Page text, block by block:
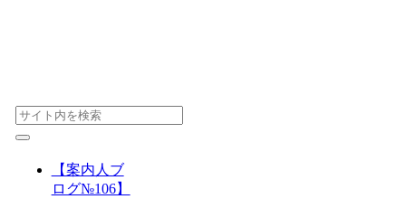
【案内人ブ
ログ№106】